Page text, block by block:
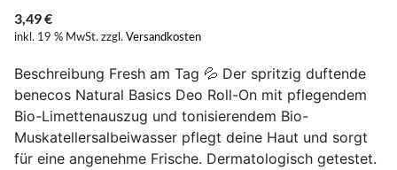
3,49€
inkl. 19 % MwSt. zzgl. Versandkosten
Beschreibung Fresh am Tag 💦 Der spritzig duftende
benecos Natural Basics Deo Roll-On mit pflegendem
Bio-Limettenauszug und tonisierendem Bio-
Muskatellersalbeiwasser pflegt deine Haut und sorgt
für eine angenehme Frische. Dermatologisch getestet.